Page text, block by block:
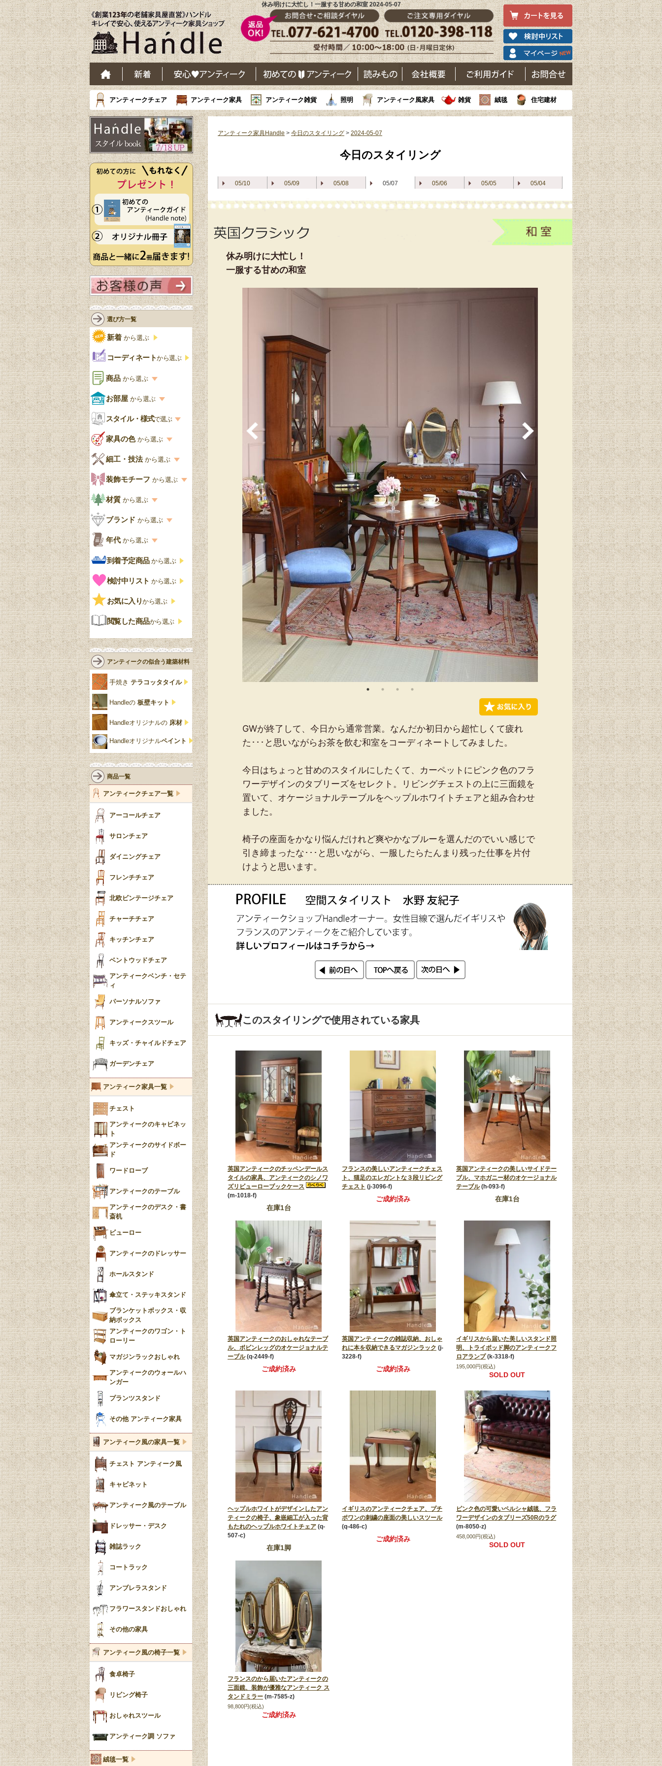
休み明けに大忙し！一服する甘めの和室 2024-05-07
アンティークチェア アンティーク家具 アンティーク雑貨 照明 アンティーク風家具 雑貨 絨毯 住宅建材
アンティーク家具Handle > 今日のスタイリング > 2024-05-07
今日のスタイリング
05/10 05/09 05/08 05/07 05/06 05/05 05/04
休み明けに大忙し！
一服する甘めの和室
GWが終了して、今日から通常営業。なんだか初日から超忙しくて疲れ
た･･･と思いながらお茶を飲む和室をコーディネートしてみました。
今日はちょっと甘めのスタイルにしたくて、カーペットにピンク色のフラ
ワーデザインのタブリーズをセレクト。リビングチェストの上に三面鏡を
置いて、オケージョナルテーブルをヘップルホワイトチェアと組み合わせ
ました。
椅子の座面をかなり悩んだけれど爽やかなブルーを選んだのでいい感じで
引き締まったな･･･と思いながら、一服したらたんまり残った仕事を片付
けようと思います。
このスタイリングで使用されている家具
英国アンティークのチッペンデールス
タイルの家具、アンティークのシノワ
ズリビューローブックケース
(m-1018-f)
在庫1台
フランスの美しいアンティークチェス
ト、猫足のエレガントな３段リビング
チェスト (j-3096-f)
ご成約済み
英国アンティークの美しいサイドテー
ブル、マホガニー材のオケージョナル
テーブル (h-093-f)
在庫1台
英国アンティークのおしゃれなテーブ
ル、ボビンレッグのオケージョナルテ
ーブル (q-2449-f)
ご成約済み
英国アンティークの雑誌収納、おしゃ
れに本を収納できるマガジンラック (j-
3228-f)
ご成約済み
イギリスから届いた美しいスタンド照
明、トライポッド脚のアンティークフ
ロアランプ (k-3318-f)
195,000円(税込)
SOLD OUT
ヘップルホワイトがデザインしたアン
ティークの椅子、象嵌細工が入った背
もたれのヘップルホワイトチェア (q-
507-c)
在庫1脚
イギリスのアンティークチェア、プチ
ポワンの刺繍の座面の美しいスツール
(q-486-c)
ご成約済み
ピンク色の可愛いペルシャ絨毯、フラ
ワーデザインのタブリーズ50Rのラグ
(m-8050-z)
458,000円(税込)
SOLD OUT
フランスのから届いたアンティークの
三面鏡、装飾が優雅なアンティーク ス
タンドミラー (m-7585-z)
98,800円(税込)
ご成約済み
選び方一覧
新着 から選ぶ
コーディネートから選ぶ
商品 から選ぶ
商品一覧を見る
収納家具
書棚
デスクおしゃれ
食器棚おしゃれ
木製ワゴン
ェア
洋服タンス
チェストおしゃれ
クローゼット
鏡台
花台
仏壇おしゃれ
靴箱収納
スリッパ収納
壁掛け家具
パーテーション・間
仕切り
ガーデンファニチャ
ー
ミラー
花瓶おしゃれ
陶器の人形
キャンドルホルダー
お部屋 から選ぶ
お部屋から選ぶ一覧
リビング
キッチン・ダイニング
スタイル・様式で選ぶ
スタイル一覧
英国アンティーク
英国クラシック
式
エリザベス様式
ジャコビアン
ロココ様式
ミッドセンチュリー
アールデコ
家具の色から選ぶ
家具の色一覧
カスタード色
アップルパイ色
白・ホワイト
黒・ブラック
細工・技法 から選ぶ
細工・技法の一覧
象嵌・マーケットリー
寄木・パーケットリー
装飾モチーフ から選ぶ
模様の一覧
ペディメント
コーニス
グ
ストラップワーク
雷文
ビーディング
リネンフォールド
ルネット
アカンサス
パイクラスト
脚のモチーフ一覧
ターニングレッグ
バルボスレッグ
ボビンターニング
ツイスト
トライポッド
バラスター
陶磁器の模様一覧
イマリ（IMARI）
ブルー＆ホワイト
ブルーウィローパターン
Blue）
YUAN
チンツ
クリノリン
材質 から選ぶ
材質の一覧
オーク材
マホガニー
ローズウッド材
サテンウッド材
ブランド から選ぶ
ブランド一覧
Handleオリジナル
ウィリアムモリス
ロイドルーム
コントワールドファミー
ユ
ジェニファーテイラー
チェスターフィールド
リリパットレーン
アングルポイズ
ウォーカー＆ホール
年代 から選ぶ
年代別の一覧
アンティーク
ビンテージ
到着予定商品から選ぶ
検討中リスト から選ぶ
お気に入りから選ぶ
閲覧した商品から選ぶ
アンティークの似合う建築材料
手焼き テラコッタタイル
Handleの 板壁キット
Handleオリジナルの 床材
Handleオリジナルペイント
商品一覧
アンティークチェア一覧
アーコールチェア
サロンチェア
ダイニングチェア
フレンチチェア
北欧ビンテージチェア
チャーチチェア
キッチンチェア
ベントウッドチェア
アンティークベンチ・セテ
ィ
パーソナルソファ
アンティークスツール
キッズ・チャイルドチェア
ガーデンチェア
アンティーク家具一覧
チェスト
アンティークのキャビネッ
ト
アンティークのサイドボー
ド
ワードローブ
アンティークのテーブル
アンティークのデスク・書
斎机
ビューロー
アンティークのドレッサー
ホールスタンド
傘立て・ステッキスタンド
ブランケットボックス・収
納ボックス
アンティークのワゴン・ト
ローリー
マガジンラックおしゃれ
アンティークのウォールハ
ンガー
プランツスタンド
その他 アンティーク家具
アンティーク風の家具一覧
チェスト アンティーク風
キャビネット
アンティーク風のテーブル
ドレッサー・デスク
雑誌ラック
コートラック
アンブレラスタンド
フラワースタンドおしゃれ
その他の家具
アンティーク風の椅子一覧
食卓椅子
リビング椅子
おしゃれスツール
アンティーク調 ソファ
絨毯一覧